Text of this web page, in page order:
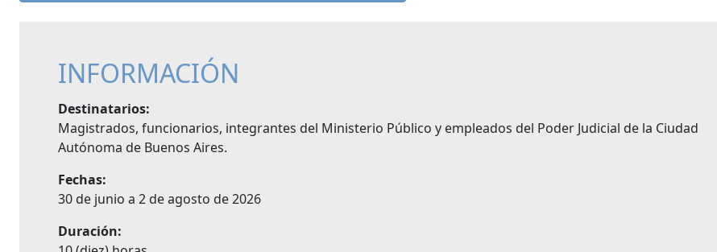
INFORMACIÓN
Destinatarios:
Magistrados, funcionarios, integrantes del Ministerio Público y empleados del Poder Judicial de la Ciudad
Autónoma de Buenos Aires.
Fechas:
30 de junio a 2 de agosto de 2026
Duración: